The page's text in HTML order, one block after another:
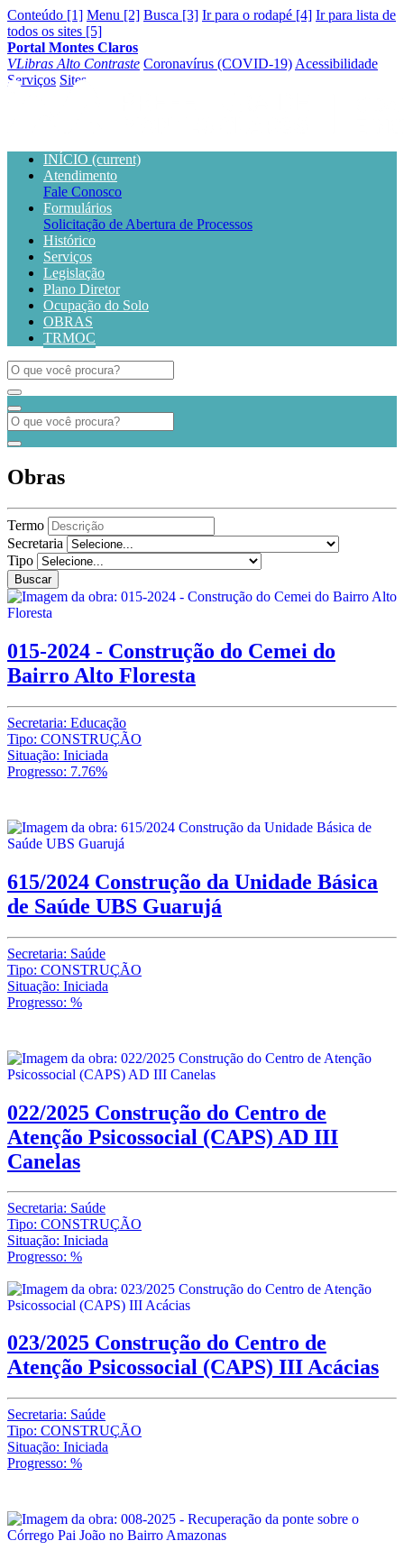
Conteúdo [1] Menu [2] Busca [3] Ir para o rodapé [4] Ir para lista de
todos os sites [5]
Portal Montes Claros
VLibras Alto Contraste Coronavírus (COVID-19) Acessibilidade
Serviços Sites
INÍCIO (current)
Atendimento
Fale Conosco
Formulários
Solicitação de Abertura de Processos
Histórico
Serviços
Legislação
Plano Diretor
Ocupação do Solo
OBRAS
TRMOC
Obras
Termo
Secretaria
Tipo
Buscar
015-2024 - Construção do Cemei do
Bairro Alto Floresta
Secretaria: Educação
Tipo: CONSTRUÇÃO
Situação: Iniciada
Progresso: 7.76%
615/2024 Construção da Unidade Básica
de Saúde UBS Guarujá
Secretaria: Saúde
Tipo: CONSTRUÇÃO
Situação: Iniciada
Progresso: %
022/2025 Construção do Centro de
Atenção Psicossocial (CAPS) AD III
Canelas
Secretaria: Saúde
Tipo: CONSTRUÇÃO
Situação: Iniciada
Progresso: %
023/2025 Construção do Centro de
Atenção Psicossocial (CAPS) III Acácias
Secretaria: Saúde
Tipo: CONSTRUÇÃO
Situação: Iniciada
Progresso: %